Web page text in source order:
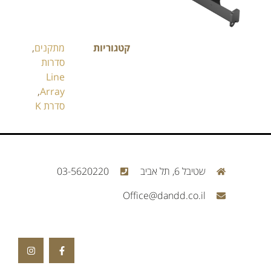
קטגוריות מתקנים,
סדרות
Line
Array
,
סדרת K
שטיבל 6, תל אביב
03-5620220
Office@dandd.co.il